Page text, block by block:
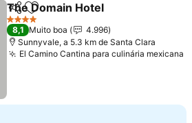
PartilharAdicionar aos favoritos
The Domain Hotel
4 Estrelas
8,1 Muito boa
4.996
Sunnyvale, a 5.3 km de Santa Clara
El Camino Cantina para culinária mexicana